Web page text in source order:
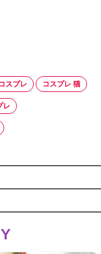
スプレ コスプレ 猫
レ